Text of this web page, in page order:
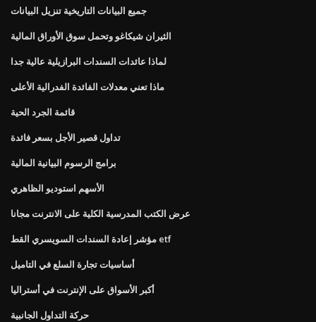
جميع البيانات التاريخية تنزيل البيانات
الثيران شيكاغو وتحمل سوق الأوراق المالية
لماذا عائدات السندات البرازيلية عالية جدا
ماذا تعني معدلات الفائدة الفدرالية الأعلى
قائمة الجرد الحية
تداول قصير الأجل بسعر فائدة
برامج الرسوم البيانية المالية
الأسهم استوديو الظاهري
عرض الكتب المدرسية الكلية على الانترنت مجانا
مؤشر إعادة السندات السويسري القط etf
أساسيات تجارة السلع في التاميل
أكبر الأسواق على الإنترنت في أستراليا
حركة التداول الجانبية